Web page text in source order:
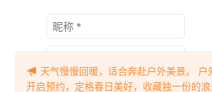
天气慢慢回暖，适合奔赴户外美景。 户
开启预约，定格春日美好，收藏独一份的